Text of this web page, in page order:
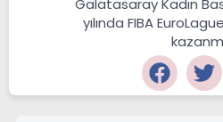
Galatasaray Kadın
yılında FIBA